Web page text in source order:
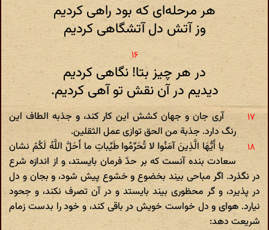
هر مرحله‌ای که بود راهی کردیم
وز آتش دل آتشگاهی کردیم‌
در هر چیز بتا! نگاهی کردیم
دیدیم در آن نقش تو آهی کردیم.
آری جان و جهان کشش این کار کند، و جذبه الطاف این
رنگ دارد. جذبة من الحق توازی عمل الثقلین.
یا أَیُّهَا الَّذِینَ آمَنُوا لا تُحَرِّمُوا طَیِّباتِ ما أَحَلَّ اللَّهُ لَکُمْ نشان
سعادت بنده آنست که بر حدّ فرمان بایستد، و از اندازه شرع
در نگذرد. اگر مباحی بیند بخضوع و خشوع پیش شود، و بجان و دل
در پذیرد، و گر محظوری بیند بایستد و در آن تصرف نکند، و جحود
نیارد. هوای و دل خواست خویش در باقی کند، و خود را بدست زمام
شریعت دهد: